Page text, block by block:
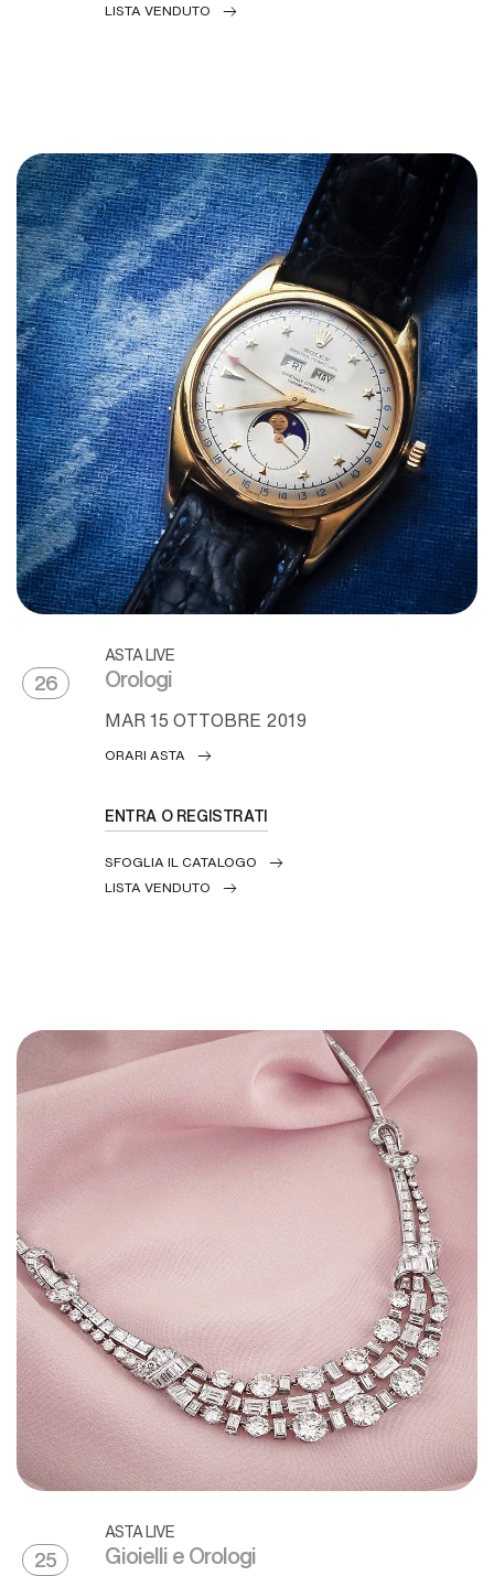
LISTA VENDUTO
26
ASTA LIVE
Orologi
MAR15 OTTOBRE 2019
ORARI ASTA
ENTRA O REGISTRATI
SFOGLIA IL CATALOGO
LISTA VENDUTO
25
ASTA LIVE
Gioielli e Orologi